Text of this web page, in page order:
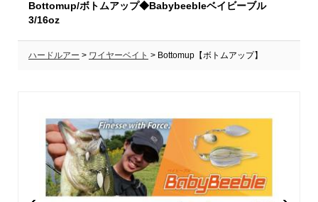
Bottomup/ボトムアップ◆Babybeebleベイビーブル
3/16oz
ハードルアー > ワイヤーベイト > Bottomup【ボトムアップ】